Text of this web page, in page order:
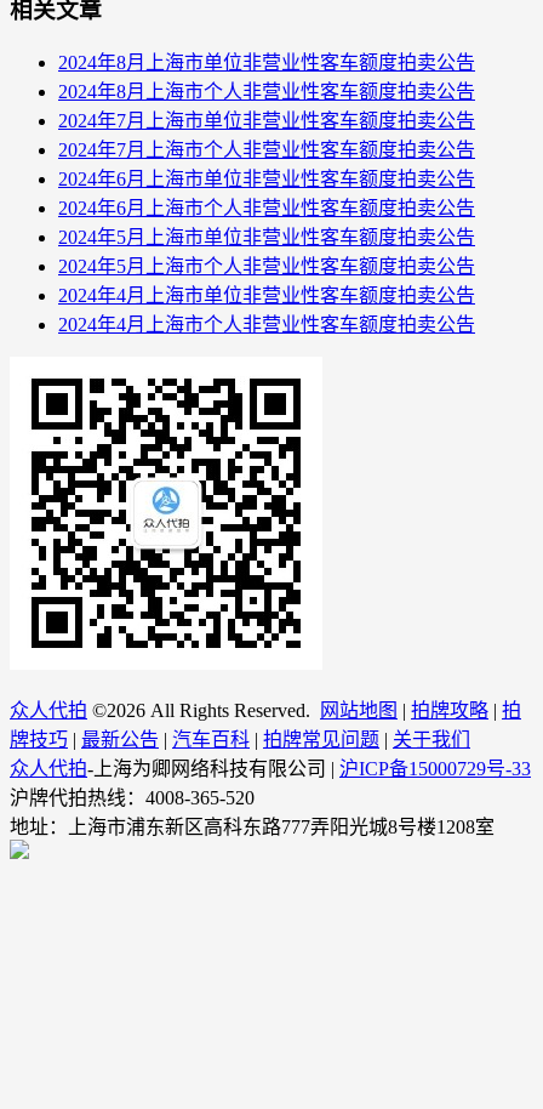
相关文章
2024年8月上海市单位非营业性客车额度拍卖公告
2024年8月上海市个人非营业性客车额度拍卖公告
2024年7月上海市单位非营业性客车额度拍卖公告
2024年7月上海市个人非营业性客车额度拍卖公告
2024年6月上海市单位非营业性客车额度拍卖公告
2024年6月上海市个人非营业性客车额度拍卖公告
2024年5月上海市单位非营业性客车额度拍卖公告
2024年5月上海市个人非营业性客车额度拍卖公告
2024年4月上海市单位非营业性客车额度拍卖公告
2024年4月上海市个人非营业性客车额度拍卖公告
众人代拍 ©2026 All Rights Reserved. 网站地图 | 拍牌攻略 | 拍
牌技巧 | 最新公告 | 汽车百科 | 拍牌常见问题 | 关于我们
众人代拍-上海为卿网络科技有限公司 | 沪ICP备15000729号-33
沪牌代拍热线：4008-365-520
地址：上海市浦东新区高科东路777弄阳光城8号楼1208室